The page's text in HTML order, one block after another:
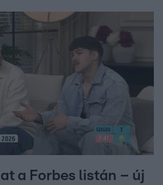
a Forbes listán – új